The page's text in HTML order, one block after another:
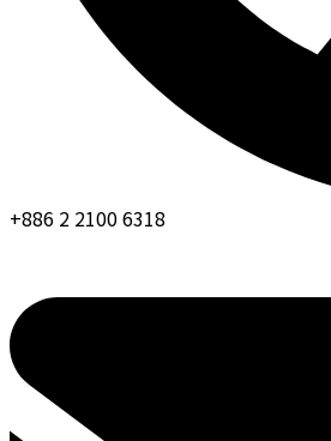
+886 2 2100 6318